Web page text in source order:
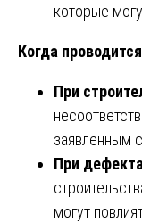
которые
Когда
При
заявленным
При
могут